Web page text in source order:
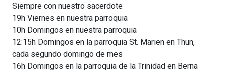
Siempre con nuestro sacerdote
19h Viernes en nuestra parroquia
10h Domingos en nuestra parroquia
12:15h Domingos en la parroquia St. Marien en Thun,
cada segundo domingo de mes
16h Domingos en la parroquia de la Trinidad en Berna